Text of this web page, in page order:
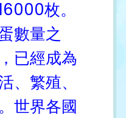
枚。
數量之
已經成為
、繁殖、
世界各國